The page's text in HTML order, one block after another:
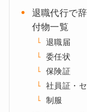
退職代行で
付物一覧
退職届
委任状
保険証
社員証・
制服